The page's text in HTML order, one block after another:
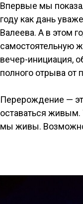
Впервые мы
году как дань
Валеева. А в этом
самостоятельную
вечер-инициация,
полного отрыва от
Перерождение —
оставаться живым.
мы живы.